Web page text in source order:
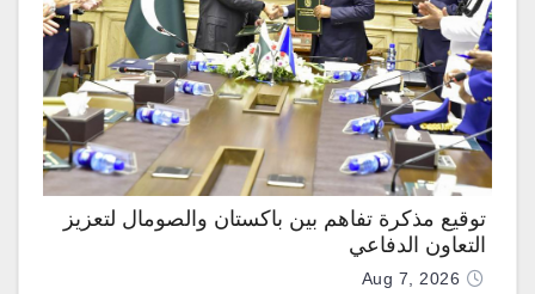
توقيع مذكرة تفاهم بين باكستان والصومال لتعزيز
التعاون الدفاعي
Aug 7, 2026